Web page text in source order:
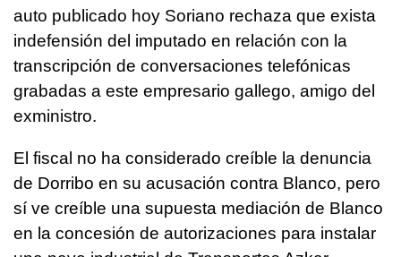
auto publicado hoy Soriano rechaza que exista
indefensión del imputado en relación con la
transcripción de conversaciones telefónicas
grabadas a este empresario gallego, amigo del
exministro.
El fiscal no ha considerado creíble la denuncia
de Dorribo en su acusación contra Blanco, pero
sí ve creíble una supuesta mediación de Blanco
en la concesión de autorizaciones para instalar